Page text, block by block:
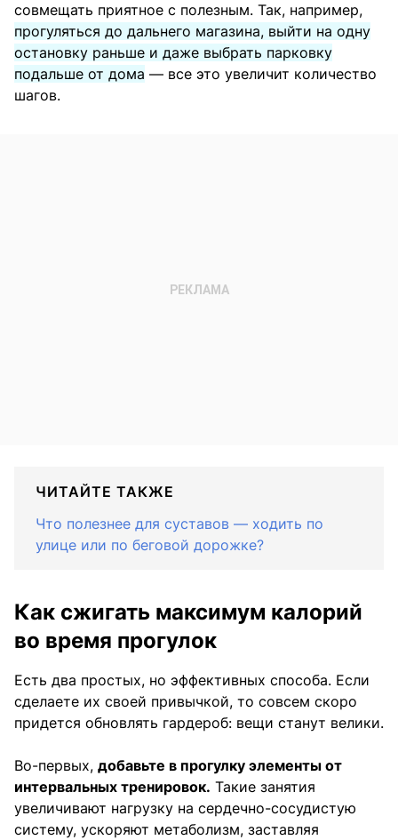
совмещать приятное с полезным. Так, например,
прогуляться до дальнего магазина, выйти на одну
остановку раньше и даже выбрать парковку
подальше от дома — все это увеличит количество
шагов.
ЧИТАЙТЕ ТАКЖЕ
Что полезнее для суставов — ходить по
улице или по беговой дорожке?
Как сжигать максимум калорий
во время прогулок
Есть два простых, но эффективных способа. Если
сделаете их своей привычкой, то совсем скоро
придется обновлять гардероб: вещи станут велики.
Во-первых, добавьте в прогулку элементы от
интервальных тренировок. Такие занятия
увеличивают нагрузку на сердечно-сосудистую
систему, ускоряют метаболизм, заставляя